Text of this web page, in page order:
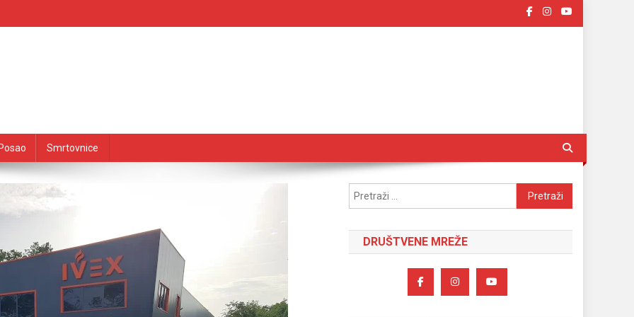
Posao Smrtovnice
Pretraži:
DRUŠTVENE MREŽE